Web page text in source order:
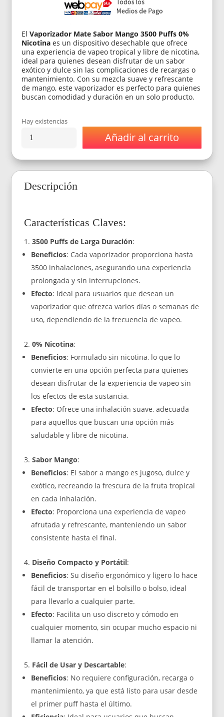
ElVaporizador Mate Sabor Mango 3500 Puffs 0%
Nicotina es un dispositivo desechable que ofrece
una experiencia de vapeo tropical y libre de nicotina,
ideal para quienes desean disfrutar de un sabor
exótico y dulce sin las complicaciones de recargas o
mantenimiento. Con su mezcla suave y refrescante
de mango, este vaporizador es perfecto para quienes
buscan comodidad y duración en un solo producto.
Hay existencias
Vaporizador
sabor
Mango
Puffs
Descartable
Añadir al carrito
Descripción
Características Claves:
3500 Puffs de Larga Duración:
Beneficios: Cada vaporizador proporciona hasta
3500 inhalaciones, asegurando una experiencia
prolongada y sin interrupciones.
Efecto: Ideal para usuarios que desean un
vaporizador que ofrezca varios días o semanas de
uso, dependiendo de la frecuencia de vapeo.
0% Nicotina:
Beneficios: Formulado sin nicotina, lo que lo
convierte en una opción perfecta para quienes
desean disfrutar de la experiencia de vapeo sin
los efectos de esta sustancia.
Efecto: Ofrece una inhalación suave, adecuada
para aquellos que buscan una opción más
saludable y libre de nicotina.
Sabor Mango:
Beneficios: El sabor a mango es jugoso, dulce y
exótico, recreando la frescura de la fruta tropical
en cada inhalación.
Efecto: Proporciona una experiencia de vapeo
afrutada y refrescante, manteniendo un sabor
consistente hasta el final.
Diseño Compacto y Portátil:
Beneficios: Su diseño ergonómico y ligero lo hace
fácil de transportar en el bolsillo o bolso, ideal
para llevarlo a cualquier parte.
Efecto: Facilita un uso discreto y cómodo en
cualquier momento, sin ocupar mucho espacio ni
llamar la atención.
Fácil de Usar y Descartable:
Beneficios: No requiere configuración, recarga o
mantenimiento, ya que está listo para usar desde
el primer puff hasta el último.